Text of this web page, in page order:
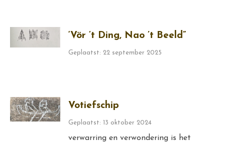
‘Vör ’t Ding, Nao ’t Beeld”
Geplaatst: 22 september 2025
Votiefschip
Geplaatst: 13 oktober 2024
verwarring en verwondering is het